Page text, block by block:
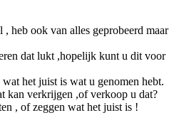
heb ook van alles geprobeerd maar
dat lukt ,hopelijk kunt u dit voor
het juist is wat u genomen hebt.
kan verkrijgen ,of verkoop u dat?
, of zeggen wat het juist is !